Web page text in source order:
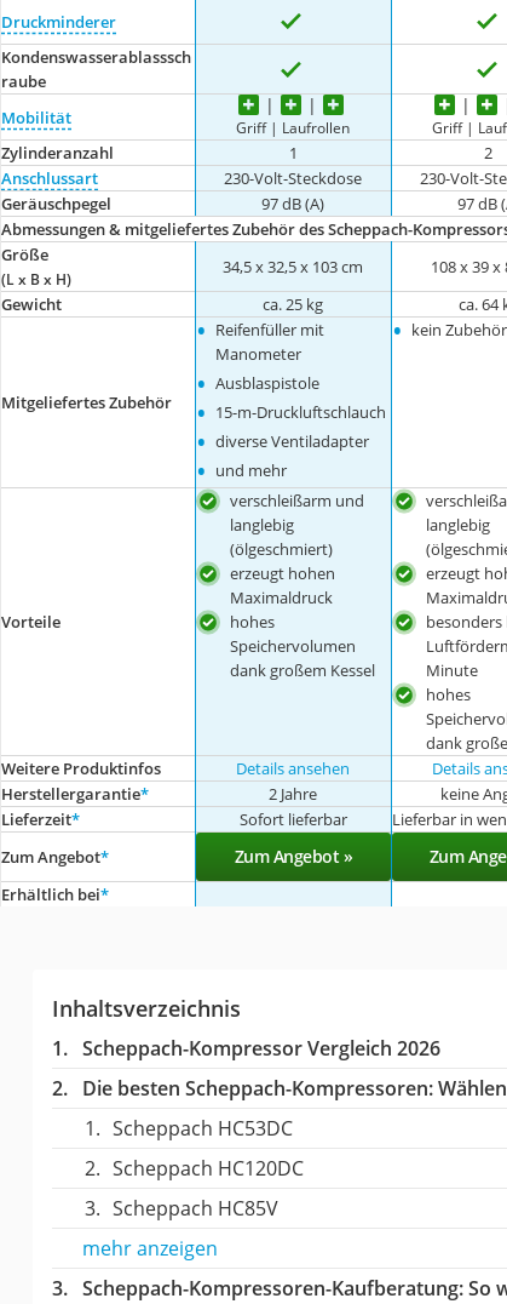
Druckminderer
Kondenswasserablasssch
raube
Mobilität Griff | Laufrollen Griff |
Zylinderanzahl 1 2
Anschlussart
230-Volt-Steckdose 230-Volt-
Geräuschpegel
97 dB (A) 97 dB
Abmessungen & mitgeliefertes Zubehör des Scheppach-
Größe
(L x B x H)
34,5 x 32,5 x 103 cm 108 x 39 x
Gewicht
ca. 25 kg ca. 64
Mitgeliefertes Zubehör
• Reifenfüller mit
Manometer
• Ausblaspistole
• 15-m-Druckluftschlauch
• diverse Ventiladapter
• und mehr
• kein Zubehör
Vorteile
verschleißarm und
langlebig
(ölgeschmiert)
erzeugt hohen
Maximaldruck
hohes
Speichervolumen
dank großem Kessel
langlebig
erzeugt
besonders
Minute
hohes
dank
Weitere Produktinfos Details ansehen Details
Herstellergarantie* 2 Jahre keine
Lieferzeit* Sofort lieferbar Lieferbar in
Zum Angebot* Zum Angebot » Zum
Erhältlich bei*
Inhaltsverzeichnis
Scheppach-Kompressor Vergleich 2026
Die besten Scheppach-Kompressoren:
Scheppach HC53DC
Scheppach HC120DC
Scheppach HC85V
mehr anzeigen
Scheppach-Kompressoren-Kaufberatung: So